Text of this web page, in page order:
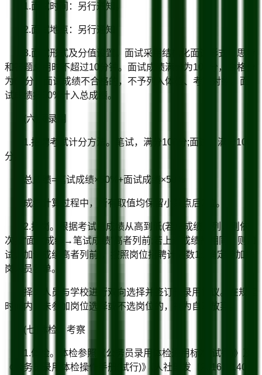
1.面试时间：另行通知。
2.面试地点：另行通知
3.面试形式及分值设置。面试采用结构化面试形式，思考
和答题总用时不超过10分钟。面试成绩满分为100分，合格分
为60分，面试成绩不合格的，不予列入体检、考察对象。面
试成绩按50%计入总成绩。
(六)预录用
1.招聘考试计分方法。笔试，满分100分;面试，满分100
分。
总成绩=笔试成绩×50%+面试成绩×50%
成绩计算过程中，所有取值均保留小数点后2位。
2.择岗。根据考试总成绩从高到低(若总成绩并列，则依
次按“面试成绩→笔试成绩”高者列前;若上述成绩都相同，则加
试，加试成绩高者列前)，按照岗位招聘计划数1:1确定参加择
岗人员名单。
择岗人员与学校进行双向选择并签订预录用协议。在规定
时间内，未参加岗位选择或不选岗位的，视为自动放弃。
(七)体检、考察
1.体检。体检参照《公务员录用体检通用标准(试行)》及
《公务员录用体检操作手册(试行)》(人社部发〔2016〕140